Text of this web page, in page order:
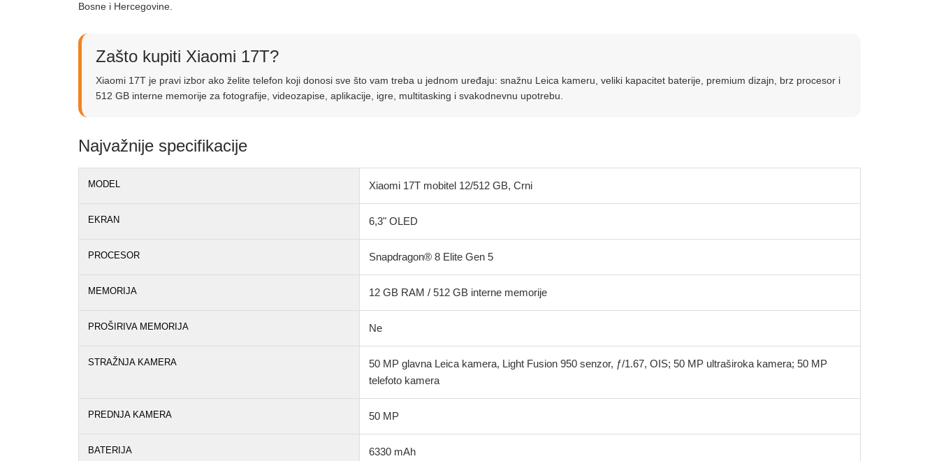
Bosne i Hercegovine.
Zašto kupiti Xiaomi 17T?
Xiaomi 17T je pravi izbor ako želite telefon koji donosi sve što vam treba u jednom uređaju: snažnu Leica kameru, veliki kapacitet baterije, premium dizajn, brz procesor i
512 GB interne memorije za fotografije, videozapise, aplikacije, igre, multitasking i svakodnevnu upotrebu.
Najvažnije specifikacije
MODEL Xiaomi 17T mobitel 12/512 GB, Crni
EKRAN 6,3" OLED
PROCESOR Snapdragon® 8 Elite Gen 5
MEMORIJA 12 GB RAM / 512 GB interne memorije
PROŠIRIVA MEMORIJA Ne
STRAŽNJA KAMERA
50 MP glavna Leica kamera, Light Fusion 950 senzor, ƒ/1.67, OIS; 50 MP ultraširoka kamera; 50 MP
telefoto kamera
PREDNJA KAMERA 50 MP
BATERIJA 6330 mAh